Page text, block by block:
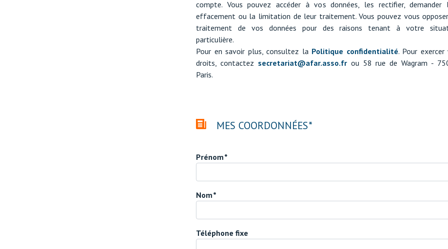
compte. Vous pouvez accéder à vos données, les rectifier, demander
effacement ou la limitation de leur traitement. Vous pouvez vous
traitement de vos données pour des raisons tenant à votre
particulière.
Pour en savoir plus, consultez la Politique confidentialité. Pour exercer
droits, contactez secretariat@afar.asso.frou 58 rue de Wagram -
Paris.
MES COORDONNÉES
Prénom
Nom
Téléphone fixe